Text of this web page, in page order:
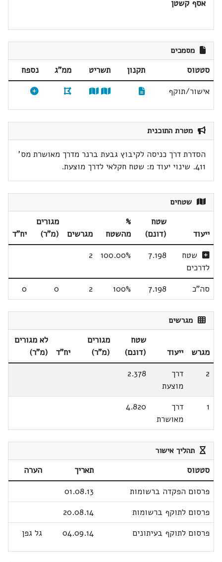
אסף קשטן
מסמכים
סטטוס תקנון תשריט ממ"ג
נספח
אישור/תוקף
מטרת התוכנית
הסדרת דרך כניסה לקיבוץ גבעת ברנר מדרך מאושרת מס'
411. שינוי יעוד מ: שטח חקלאי לדרך מוצעת.
שטחים
ייעוד
שטח
(דונם)
%
מהשטח
מגרשים
מגורים
(מ"ר)
יח"ד
שטח
לדרכים
7.198
100.00%
2
סה"כ 7.198
100%
2
0
0
מגרשים
מגרש ייעוד
שטח
(דונם)
מגורים
(מ"ר)
יח"ד
לא מגורים
(מ"ר)
2
דרך
מוצעת
2.378
1
דרך
מאושרת
4.820
תהליך אישור
סטטוס תאריך
הערה
פרסום הפקדה ברשומות
01.08.13
פרסום לתוקף ברשומות
20.08.14
פרסום לתוקף בעיתונים
04.09.14 גל גפן